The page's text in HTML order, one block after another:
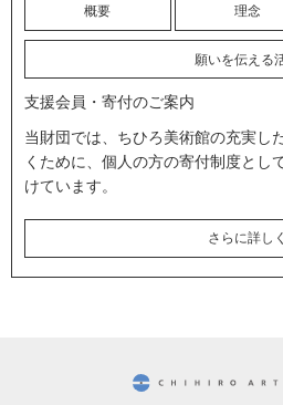
概要 理念
願いを伝える
支援会員・寄付のご案内
当財団では、ちひろ美術館の充実し
くために、個人の方の寄付制度とし
けています。
さらに詳しく